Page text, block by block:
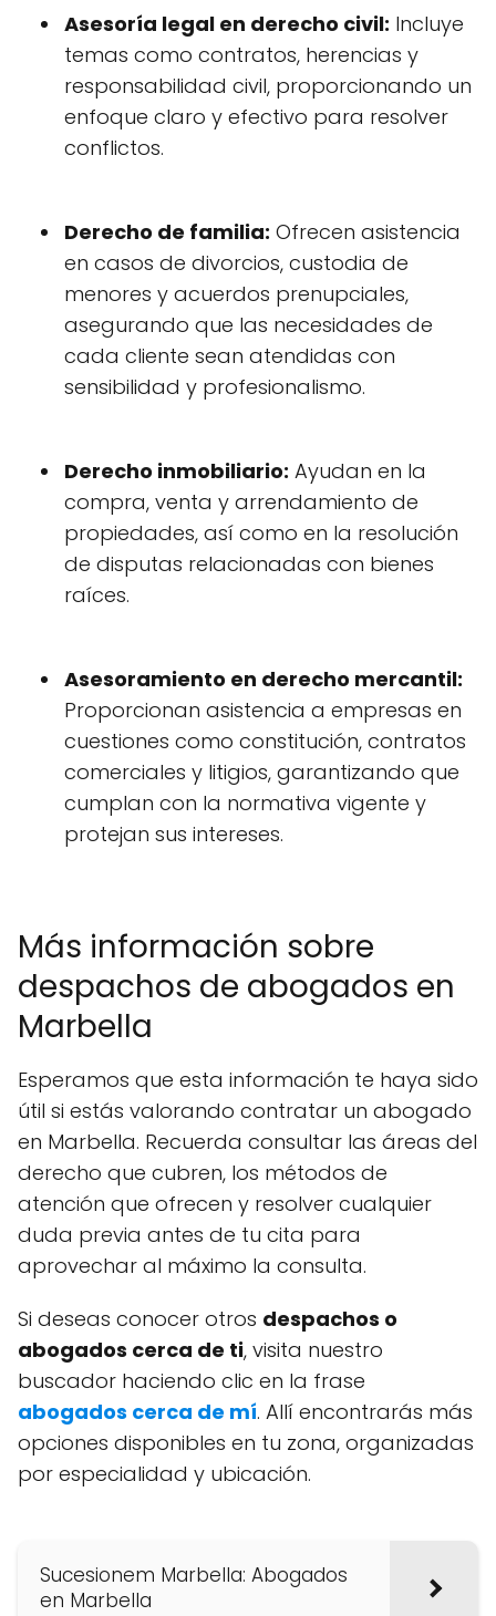
Asesoría legal en derecho civil: Incluye
temas como contratos, herencias y
responsabilidad civil, proporcionando un
enfoque claro y efectivo para resolver
conflictos.
Derecho de familia: Ofrecen asistencia
en casos de divorcios, custodia de
menores y acuerdos prenupciales,
asegurando que las necesidades de
cada cliente sean atendidas con
sensibilidad y profesionalismo.
Derecho inmobiliario: Ayudan en la
compra, venta y arrendamiento de
propiedades, así como en la resolución
de disputas relacionadas con bienes
raíces.
Asesoramiento en derecho mercantil:
Proporcionan asistencia a empresas en
cuestiones como constitución, contratos
comerciales y litigios, garantizando que
cumplan con la normativa vigente y
protejan sus intereses.
Más información sobre
despachos de abogados en
Marbella
Esperamos que esta información te haya sido
útil si estás valorando contratar un abogado
en Marbella. Recuerda consultar las áreas del
derecho que cubren, los métodos de
atención que ofrecen y resolver cualquier
duda previa antes de tu cita para
aprovechar al máximo la consulta.
Si deseas conocer otros despachos o
abogados cerca de ti, visita nuestro
buscador haciendo clic en la frase
abogados cerca de mí. Allí encontrarás más
opciones disponibles en tu zona, organizadas
por especialidad y ubicación.
Sucesionem Marbella: Abogados
en Marbella